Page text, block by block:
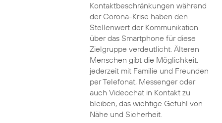
Kontaktbeschränkungen während
der Corona-Krise haben den
Stellenwert der Kommunikation
über das Smartphone für diese
Zielgruppe verdeutlicht. Älteren
Menschen gibt die Möglichkeit,
jederzeit mit Familie und Freunden
per Telefonat, Messenger oder
auch Videochat in Kontakt zu
bleiben, das wichtige Gefühl von
Nähe und Sicherheit.